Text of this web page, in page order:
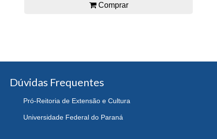
Comprar
Dúvidas Frequentes
Pró-Reitoria de Extensão e Cultura
Universidade Federal do Paraná